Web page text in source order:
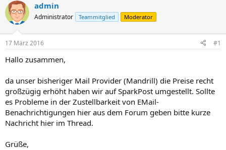
admin
Administrator Teammitglied Moderator
17 März 2016 #1
Hallo zusammen,
da unser bisheriger Mail Provider (Mandrill) die Preise recht
großzügig erhöht haben wir auf SparkPost umgestellt. Sollte
es Probleme in der Zustellbarkeit von EMail-
Benachrichtigungen hier aus dem Forum geben bitte kurze
Nachricht hier im Thread.
Grüße,